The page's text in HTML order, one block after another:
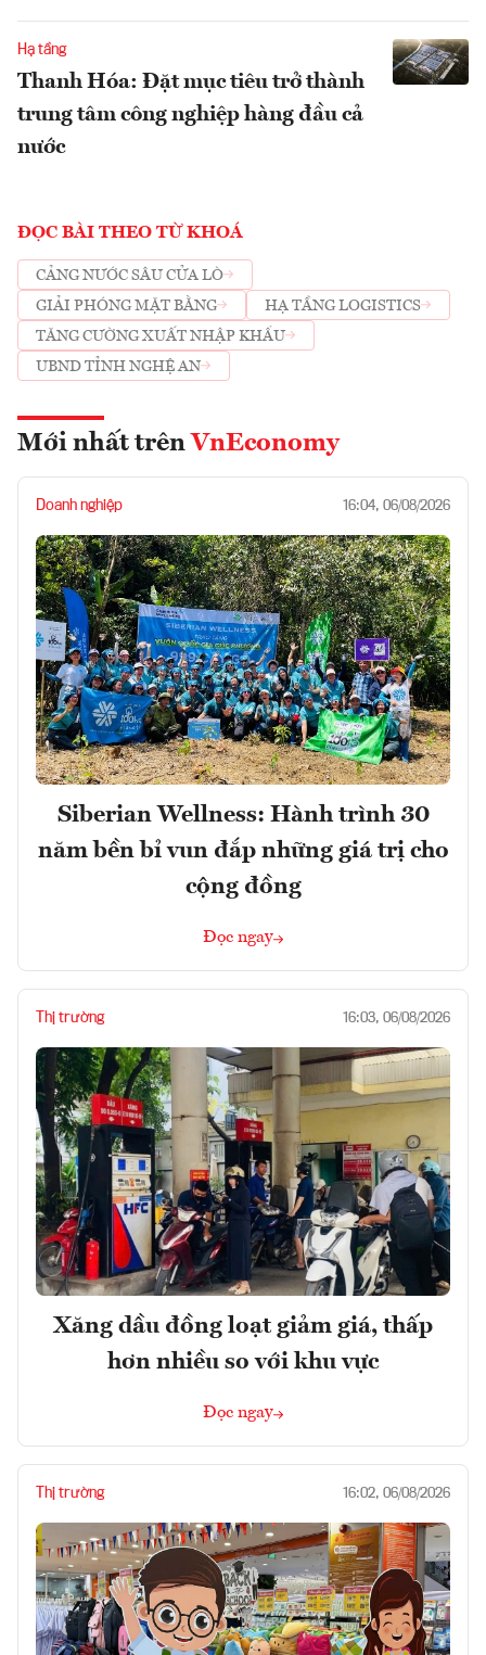
Hạ tầng
Thanh Hóa: Đặt mục tiêu trở thành
trung tâm công nghiệp hàng đầu cả
nước
ĐỌC BÀI THEO TỪ KHOÁ
CẢNG NƯỚC SÂU CỬA LÒ
GIẢI PHÓNG MẶT BẰNG
HẠ TẦNG LOGISTICS
TĂNG CƯỜNG XUẤT NHẬP KHẨU
UBND TỈNH NGHỆ AN
Mới nhất trên VnEconomy
Doanh nghiệp 16:04, 06/08/2026
Siberian Wellness: Hành trình 30
năm bền bỉ vun đắp những giá trị cho
cộng đồng
Đọc ngay
Thị trường 16:03, 06/08/2026
Xăng dầu đồng loạt giảm giá, thấp
hơn nhiều so với khu vực
Đọc ngay
Thị trường 16:02, 06/08/2026